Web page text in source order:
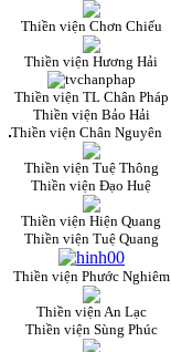
Thiền viện Chơn Chiếu
Thiền viện Hương Hải
Thiền viện TL Chân Pháp
Thiền viện Bảo Hải
Thiền viện Chân Nguyên
Thiền viện Tuệ Thông
Thiền viện Đạo Huệ
Thiền viện Hiện Quang
Thiền viện Tuệ Quang
Thiền viện Phước Nghiêm
Thiền viện An Lạc
Thiền viện Sùng Phúc